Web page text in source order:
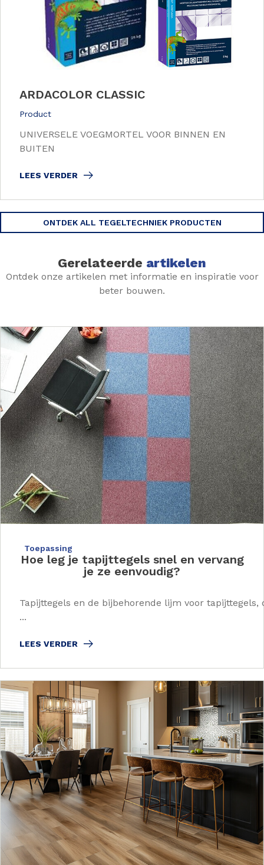
ARDACOLOR CLASSIC
Product
UNIVERSELE VOEGMORTEL VOOR BINNEN EN
BUITEN
LEES VERDER
ONTDEK ALL TEGELTECHNIEK PRODUCTEN
Gerelateerde artikelen
Ontdek onze artikelen met informatie en inspiratie voor
beter bouwen.
Toepassing
Hoe leg je tapijttegels snel en vervang
je ze eenvoudig?
Tapijttegels en de bijbehorende lijm voor tapijttegels,
...
LEES VERDER